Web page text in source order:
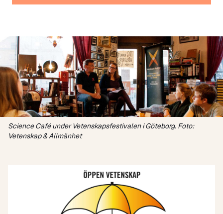
Science Café under Vetenskapsfestivalen i Göteborg. Foto:
Vetenskap & Allmänhet